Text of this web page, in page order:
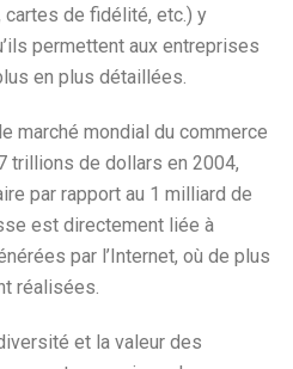
de fidélité, etc.) y
permettent aux entreprises
en plus détaillées.
marché mondial du commerce
trillions de dollars en 2004,
par rapport au 1 milliard de
est directement liée à
par l’Internet, où de plus
réalisées.
et la valeur des